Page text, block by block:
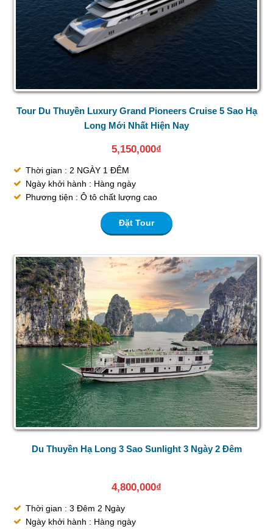
Tour Du Thuyền Luxury Grand Pioneers Cruise 5 Sao Hạ
Long Mới Nhất Hiện Nay
5,150,000₫
Thời gian : 2 NGÀY 1 ĐÊM
Ngày khởi hành : Hàng ngày
Phương tiện : Ô tô chất lượng cao
Đặt Tour
Du Thuyền Hạ Long 3 Sao Sunlight 3 Ngày 2 Đêm
4,800,000₫
Thời gian : 3 Đêm 2 Ngày
Ngày khởi hành : Hàng ngày